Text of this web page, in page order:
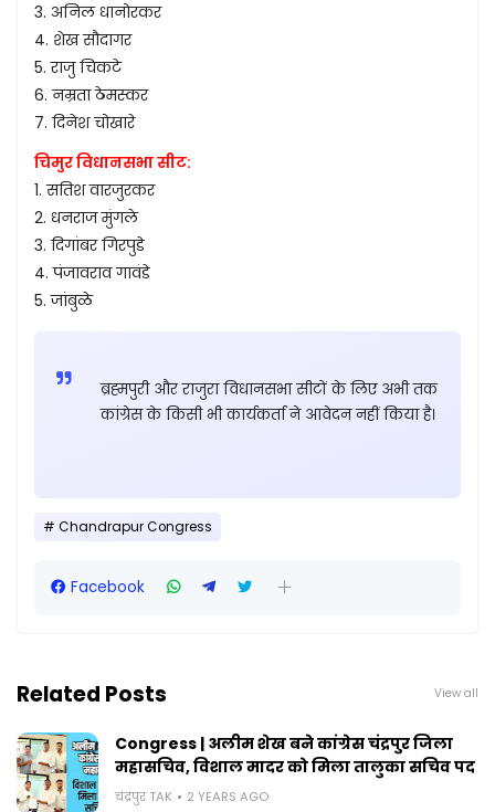
3. अनिल धानोरकर
4. शेख सौदागर
5. राजु चिकटे
6. नम्रता ठेमस्कर
7. दिनेश चोखारे
चिमुर विधानसभा सीट:
1. सतिश वारजुरकर
2. धनराज मुंगले
3. दिगांबर गिरपुडे
4. पंजावराव गावंडे
5. जांबुळे
ब्रह्मपुरी और राजुरा विधानसभा सीटों के लिए अभी तक
कांग्रेस के किसी भी कार्यकर्ता ने आवेदन नहीं किया है।
Chandrapur Congress
Facebook
Related Posts View all
Congress | अलीम शेख बने कांग्रेस चंद्रपुर जिला
महासचिव, विशाल मादर को मिला तालुका सचिव पद
चंद्रपुर TAK 2 YEARS AGO